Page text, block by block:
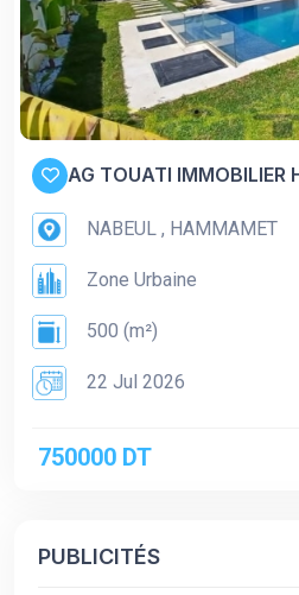
AG TOUATI IMMOBILIER
NABEUL , HAMMAMET
Zone Urbaine
500 (m²)
22 Jul 2026
750000 DT
PUBLICITÉS